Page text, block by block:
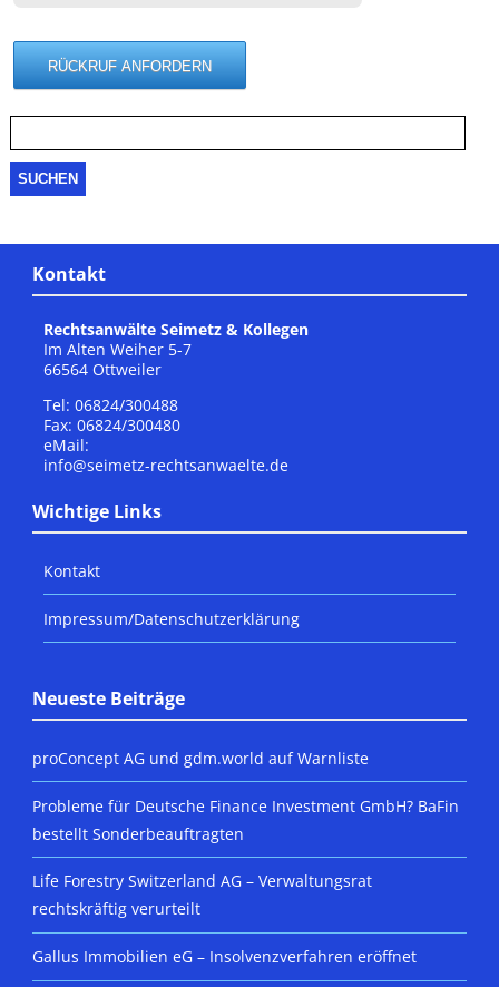
nach:
Kontakt
Rechtsanwälte Seimetz & Kollegen
Im Alten Weiher 5-7
66564 Ottweiler
Tel: 06824/300488
Fax: 06824/300480
eMail:
info@seimetz-rechtsanwaelte.de
Wichtige Links
Kontakt
Impressum/Datenschutzerklärung
Neueste Beiträge
proConcept AG und gdm.world auf Warnliste
Probleme für Deutsche Finance Investment GmbH? BaFin
bestellt Sonderbeauftragten
Life Forestry Switzerland AG – Verwaltungsrat
rechtskräftig verurteilt
Gallus Immobilien eG – Insolvenzverfahren eröffnet